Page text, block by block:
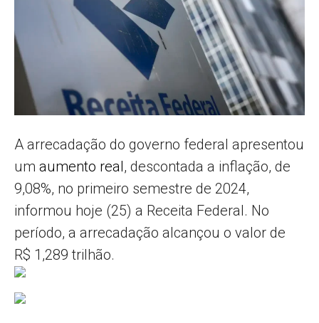
A arrecadação do governo federal apresentou
um aumento real, descontada a inflação, de
9,08%, no primeiro semestre de 2024,
informou hoje (25) a Receita Federal. No
período, a arrecadação alcançou o valor de
R$ 1,289 trilhão.